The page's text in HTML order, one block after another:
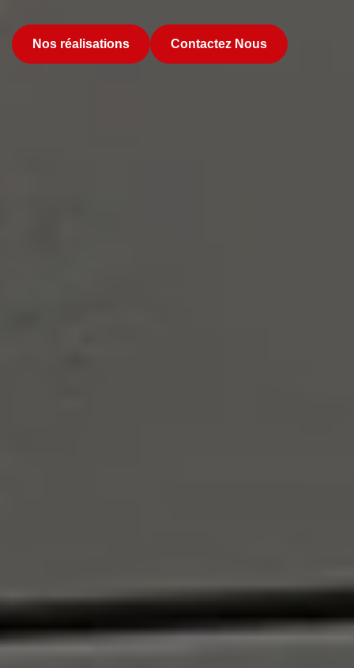
Nos réalisations Contactez Nous